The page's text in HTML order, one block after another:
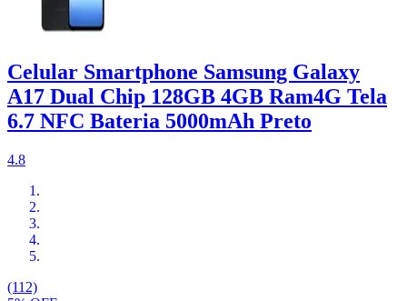
Celular Smartphone Samsung Galaxy
A17 Dual Chip 128GB 4GB Ram4G Tela
6.7 NFC Bateria 5000mAh Preto
4.8
(112)